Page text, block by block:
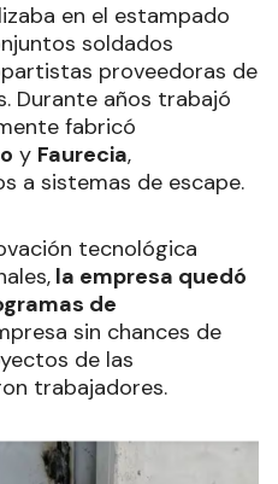
en el estampado
soldados
proveedoras de
Durante años trabajó
fabricó
y Faurecia,
a sistemas de escape.
tecnológica
la empresa quedó
de
sin chances de
de las
trabajadores.